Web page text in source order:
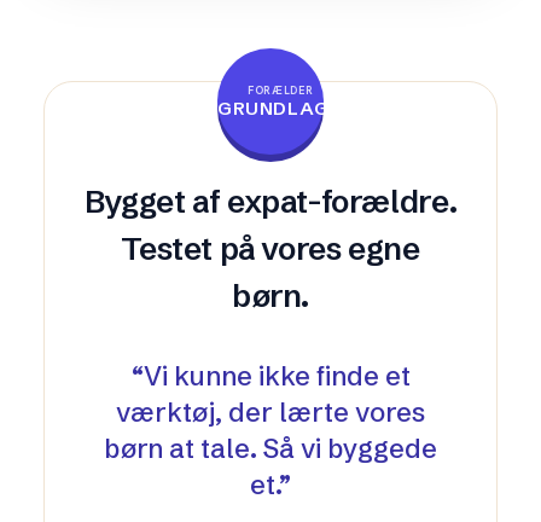
FORÆLDER
GRUNDLAGT
Bygget af expat-forældre.
Testet på vores egne
børn.
“Vi kunne ikke finde et
værktøj, der lærte vores
børn at tale. Så vi byggede
et.”